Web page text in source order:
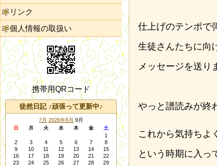
仕上げのテンポで
生徒さんたちに向
メッセージを送り
やっと譜読みが終
これから気持ちよ
という時期に入っ
リンク
個人情報の取扱い
携帯用QRコード
徒然日記 ♪頑張って更新中♪
7月 2026年8月 9月
日 月 火 水 木 金 土
1
2
3 4 5 6 7
8
9
10 11 12 13 14
15
16
17 18 19 20 21
22
23
24 25 26 27 28
29